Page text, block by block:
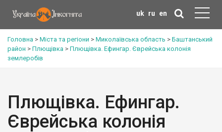
uk ru en
Головна > Міста та регіони > Миколаївська область > Баштанський
район > Плющівка > Плющівка. Ефингар. Єврейська колонія
землеробів
Плющівка. Ефингар.
Єврейська колонія